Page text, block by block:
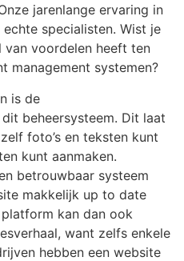
jarenlange ervaring in
specialisten. Wist je
van voordelen heeft ten
management systemen?
is de
beheersysteem. Dit laat
foto’s en teksten kunt
kunt aanmaken.
betrouwbaar systeem
makkelijk up to date
kan dan ook
want zelfs enkele
hebben een website